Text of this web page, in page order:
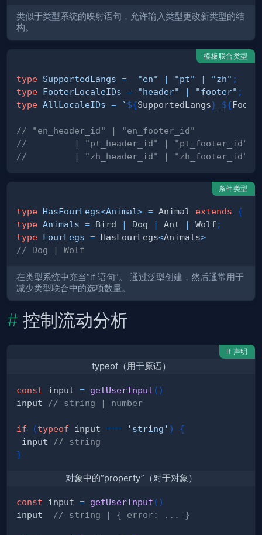
类似于类型系统的映射语句，允许输入类型更改新类型的结
构。
模板联合类型
type SupportedLangs = "en" | "pt" | "zh" ;
type FooterLocaleIDs = "header" | "footer" ;
type AllLocaleIDs = ` ${SupportedLangs} ${
// "en_header_id" | "en_footer_id"
//         | "pt_header_id" | "pt_footer_id"
//         | "zh_header_id" | "zh_footer_id"
条件类型
type HasFourLegs<Animal> = Animal extends {
type Animals = Bird | Dog | Ant | Wolf ;
type FourLegs = HasFourLegs<Animals>
// Dog | Wolf
在类型系统中充当“if 语句”。 通过泛型创建，然后通常用于
减少类型联合中的选项数量。
控制流动分析
If 声明
typeof（用于原语）
const input = getUserInput ( )
input
// string | number
if (typeof input === 'string' )
{
input
// string
}
对象中的“property”（对于对象）
const input = getUserInput ( )
input
// string | { error: ... }